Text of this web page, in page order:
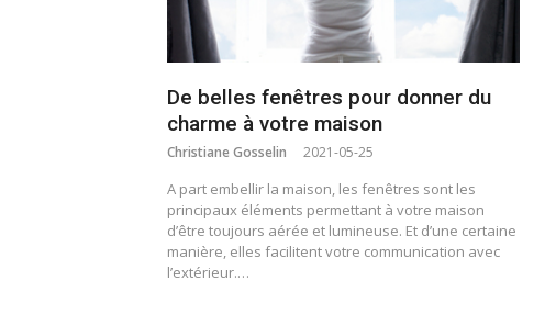
De belles fenêtres pour donner du
charme à votre maison
Christiane Gosselin 2021-05-25
A part embellir la maison, les fenêtres sont les
principaux éléments permettant à votre maison
d’être toujours aérée et lumineuse. Et d’une certaine
manière, elles facilitent votre communication avec
l’extérieur.…